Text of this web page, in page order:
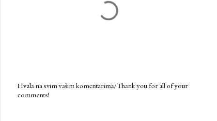
P
Hvala na svim vašim komentarima/Thank you for all of your
comments!